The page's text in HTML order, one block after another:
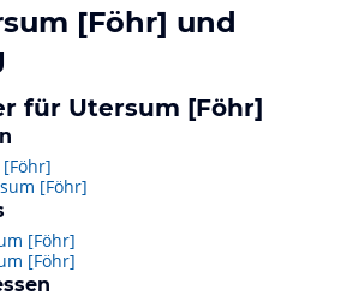
[Föhr] und
für Utersum [Föhr]
[Föhr]
[Föhr]
[Föhr]